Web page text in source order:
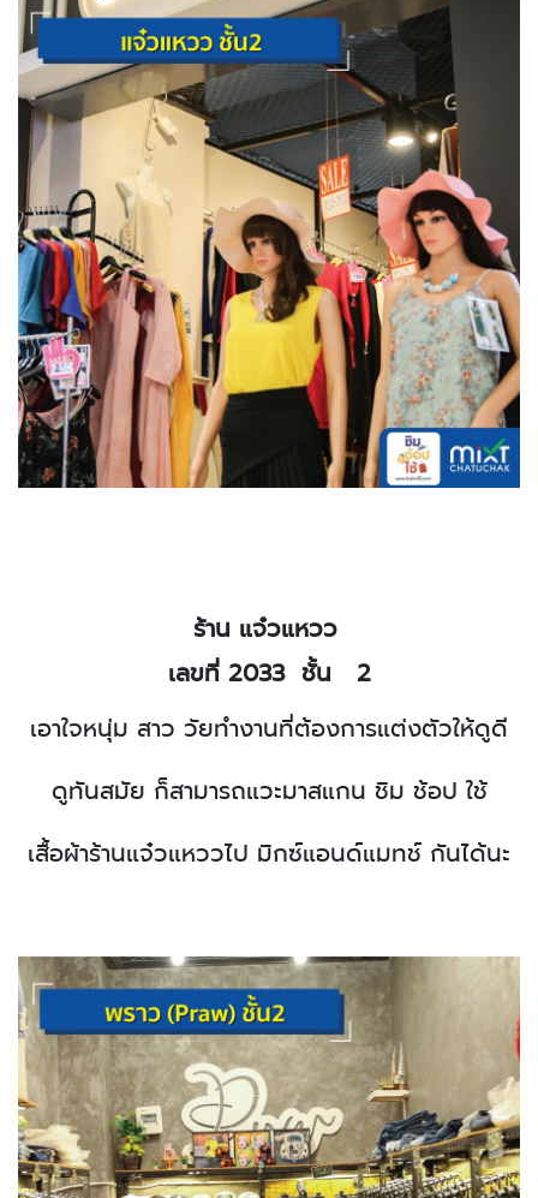
ร้าน แจ๋วแหวว
เลขที่ 2033 ชั้น
2
เอาใจหนุ่ม สาว วัยทำงานที่ต้องการแต่งตัวให้ดูดี
ดูทันสมัย ก็สามารถแวะมาสแกน ชิม ช้อป ใช้
เสื้อผ้าร้านแจ๋วแหววไป มิกซ์แอนด์แมทช์ กันได้นะ